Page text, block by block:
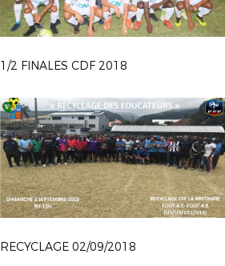
1/2 FINALES CDF 2018
RECYCLAGE 02/09/2018